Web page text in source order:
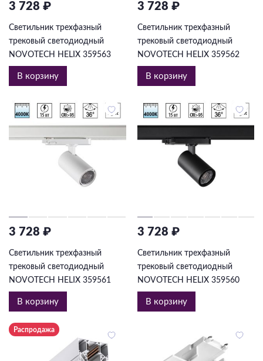
3 728 ₽
Светильник трехфазный
трековый светодиодный
NOVOTECH HELIX 359563
В корзину
3 728 ₽
Светильник трехфазный
трековый светодиодный
NOVOTECH HELIX 359562
В корзину
3 728 ₽
Светильник трехфазный
трековый светодиодный
NOVOTECH HELIX 359561
В корзину
3 728 ₽
Светильник трехфазный
трековый светодиодный
NOVOTECH HELIX 359560
В корзину
Распродажа